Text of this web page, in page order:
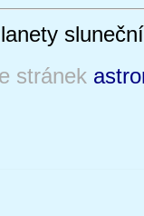
stránek